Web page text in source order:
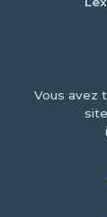
Vous avez